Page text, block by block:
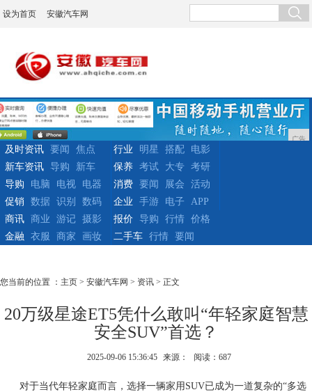
设为首页 安徽汽车网
广告
及时资讯 要闻
焦点
新车资讯
导购 新车
行业 明星 搭配
电影
保养
考试 大专
考研
导购
电脑 电视
电器
促销
数据 识别 数码
消费 要闻 展会
活动
企业
手游 电子
APP
商讯
商业 游记
摄影
金融
衣服 商家 画妆
报价 导购 行情
价格
二手车
行情 要闻
您当前的位置 ： 主页 > 安徽汽车网 > 资讯 > 正文
20万级星途ET5凭什么敢叫“年轻家庭智慧
安全SUV”首选？
2025-09-06 15:36:45 来源： 阅读：687
对于当代年轻家庭而言，选择一辆家用SUV已成为一道复杂的“多选